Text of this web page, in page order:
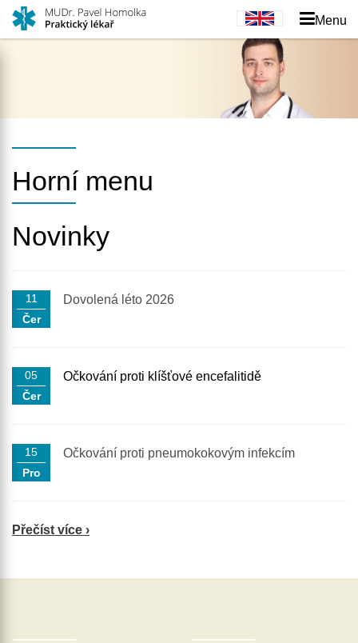
Menu
Horní menu
Novinky
11
Čer
Dovolená léto 2026
05
Čer
Očkování proti klíšťové encefalitidě
15
Pro
Očkování proti pneumokokovým infekcím
Přečíst více ›